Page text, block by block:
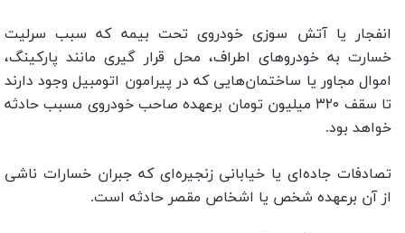
انفجار یا آتش سوزی خودروی تحت بیمه که سبب سرلیت
خسارت به خودروهای اطراف، محل قرار گیری مانند پارکینگ،
اموال مجاور یا ساختمان‌هایی که در پیرامون اتومبیل وجود دارند
تا سقف ۳۲۰ میلیون تومان برعهده صاحب خودروی مسبب حادثه
خواهد بود.
تصادفات جاده‌ای یا خیابانی زنجیره‌ای که جبران خسارات ناشی
از آن برعهده شخص یا اشخاص مقصر حادثه است.